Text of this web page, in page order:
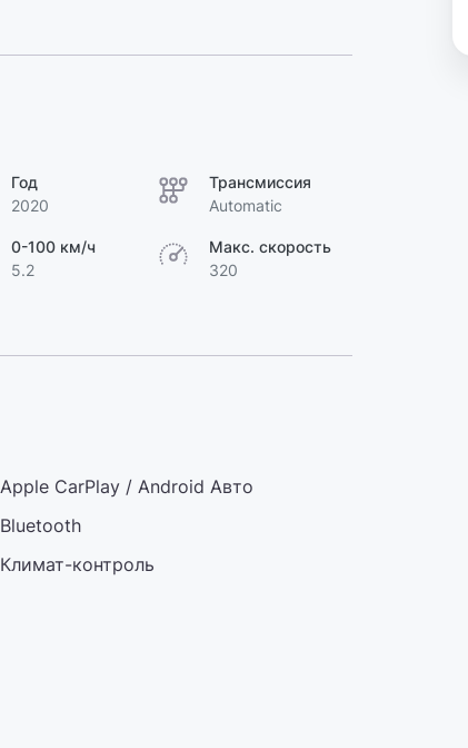
Год
2020
Трансмиссия
Automatic
0-100 км/ч
5.2
Макс. скорость
320
Apple CarPlay / Android Авто
Bluetooth
Климат-контроль